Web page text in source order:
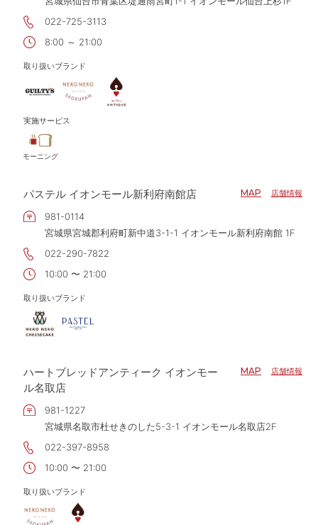
022-725-3113
8:00 ～ 21:00
取り扱いブランド
実施サービス
モーニング
パステル イオンモール新利府南館店 MAP 店舗情報
981-0114
宮城県宮城郡利府町新中道3-1-1 イオンモール新利府南館 1F
022-290-7822
10:00 〜 21:00
取り扱いブランド
ハートブレッドアンティーク イオンモー
ル名取店
MAP 店舗情報
981-1227
宮城県名取市杜せきのした5-3-1 イオンモール名取店2F
022-397-8958
10:00 〜 21:00
取り扱いブランド